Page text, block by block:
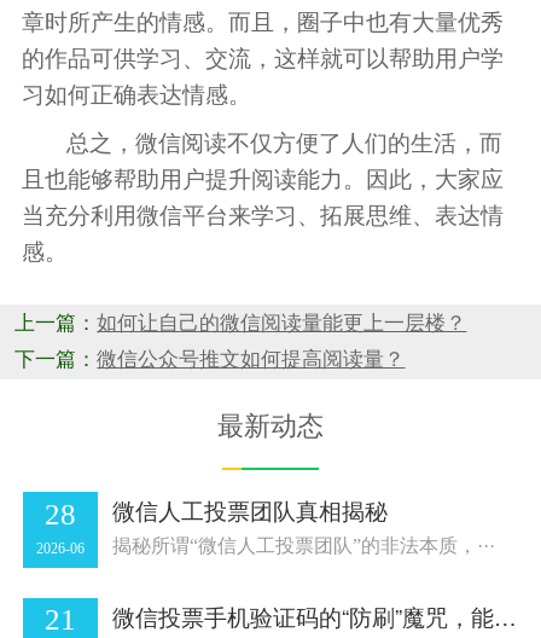
章时所产生的情感。而且，圈子中也有大量优秀
的作品可供学习、交流，这样就可以帮助用户学
习如何正确表达情感。
总之，微信阅读不仅方便了人们的生活，而
且也能够帮助用户提升阅读能力。因此，大家应
当充分利用微信平台来学习、拓展思维、表达情
感。
上一篇：如何让自己的微信阅读量能更上一层楼？
下一篇：微信公众号推文如何提高阅读量？
最新动态
28
2026-06
微信人工投票团队真相揭秘
揭秘所谓“微信人工投票团队”的非法本质，···
21 微信投票手机验证码的“防刷”魔咒，能否阻挡“代投”大军？